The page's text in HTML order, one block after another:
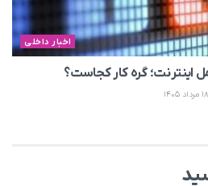
اخبار داخلی
اینترنت؛ گره کار کجاست؟